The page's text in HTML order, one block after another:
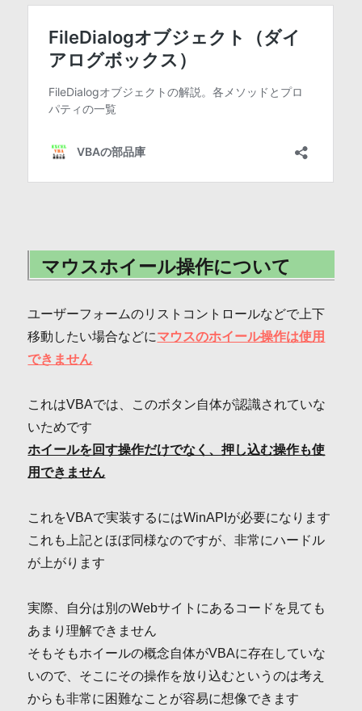
マウスホイール操作について
ユーザーフォームのリストコントロールなどで上下
移動したい場合などにマウスのホイール操作は使用
できません
これはVBAでは、このボタン自体が認識されていな
いためです
ホイールを回す操作だけでなく、押し込む操作も使
用できません
これをVBAで実装するにはWinAPIが必要になります
これも上記とほぼ同様なのですが、非常にハードル
が上がります
実際、自分は別のWebサイトにあるコードを見ても
あまり理解できません
そもそもホイールの概念自体がVBAに存在していな
いので、そこにその操作を放り込むというのは考え
からも非常に困難なことが容易に想像できます